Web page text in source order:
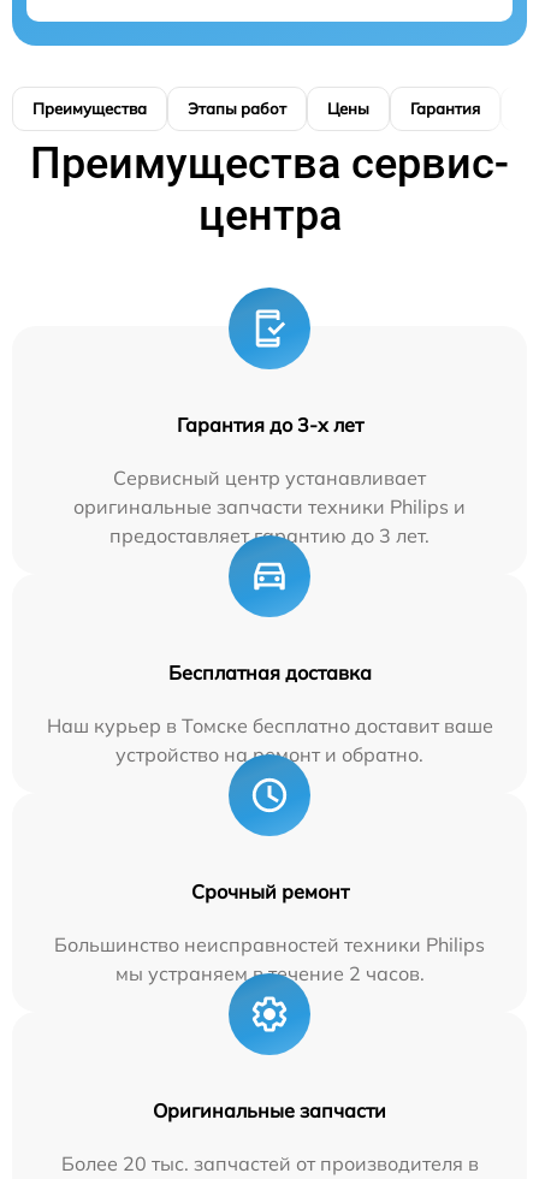
Преимущества Этапы работ Цены Гарантия
Преимущества сервис-
центра
Гарантия до 3-х лет
Сервисный центр устанавливает
оригинальные запчасти техники Philips и
предоставляет гарантию до 3 лет.
Бесплатная доставка
Наш курьер в Томске бесплатно доставит ваше
устройство на ремонт и обратно.
Срочный ремонт
Большинство неисправностей техники Philips
мы устраняем в течение 2 часов.
Оригинальные запчасти
Более 20 тыс. запчастей от производителя в